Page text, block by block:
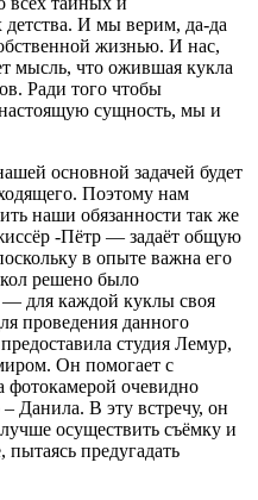
И мы верим, да-да
жизнью. И нас,
мысль, что ожившая кукла
Ради того чтобы
настоящую сущность, мы и
основной задачей будет
Поэтому нам
наши обязанности так же
-Пётр — задаёт общую
в опыте важна его
решено было
— для каждой куклы своя
проведения данного
студия Лемур,
Он помогает с
фотокамерой очевидно
Данила. В эту встречу, он
осуществить съёмку и
предугадать